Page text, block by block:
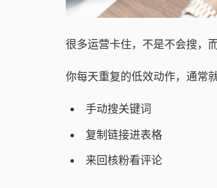
很多运营卡住，不是不会搜，
你每天重复的低效动作，通常就
手动搜关键词
复制链接进表格
来回核粉看评论